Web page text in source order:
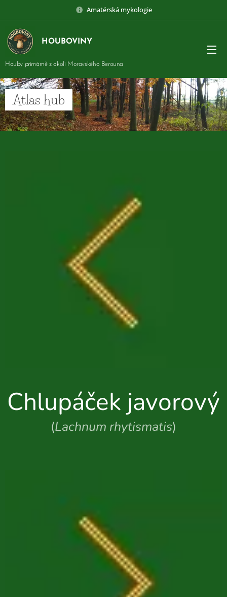
Amatérská mykologie
HOUBOVINY
Houby primárně z okolí Moravského Berouna
Atlas hub
Chlupáček javorový
(Lachnum rhytismatis)